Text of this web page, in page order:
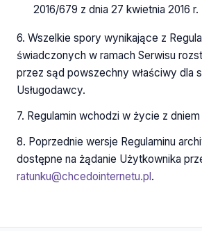
2016/679 z dnia 27 kwietnia 2016 r.
6. Wszelkie spory wynikające z
świadczonych w ramach Serwisu
przez sąd powszechny właściwy dla
Usługodawcy.
7. Regulamin wchodzi w życie z
8. Poprzednie wersje Regulaminu
dostępne na żądanie Użytkownika
ratunku@chcedointernetu.pl .